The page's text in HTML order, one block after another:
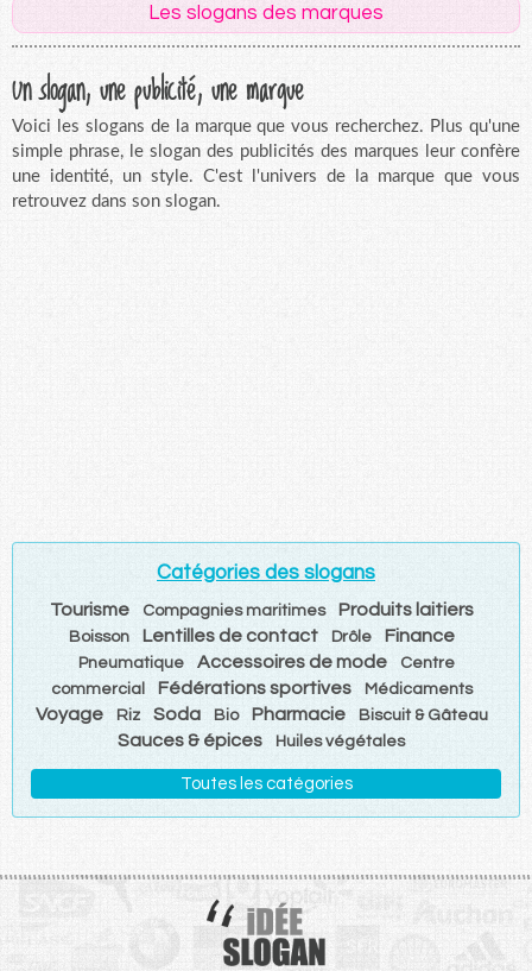
Les slogans des marques
Un slogan, une publicité, une marque
Voici les slogans de la marque que vous recherchez. Plus qu'une
simple phrase, le slogan des publicités des marques leur confère
une identité, un style. C'est l'univers de la marque que vous
retrouvez dans son slogan.
Catégories des slogans
Tourisme Compagnies maritimes Produits laitiers
Boisson Lentilles de contact Drôle Finance
Pneumatique Accessoires de mode
Centre
commercial
Fédérations sportives Médicaments
Voyage Riz Soda Bio Pharmacie Biscuit & Gâteau
Sauces & épices Huiles végétales
Toutes les catégories